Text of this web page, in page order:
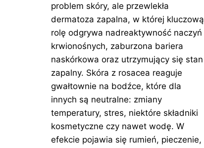
problem skóry, ale przewlekła
dermatoza zapalna, w której kluczową
rolę odgrywa nadreaktywność naczyń
krwionośnych, zaburzona bariera
naskórkowa oraz utrzymujący się stan
zapalny. Skóra z rosacea reaguje
gwałtownie na bodźce, które dla
innych są neutralne: zmiany
temperatury, stres, niektóre składniki
kosmetyczne czy nawet wodę. W
efekcie pojawia się rumień, pieczenie,